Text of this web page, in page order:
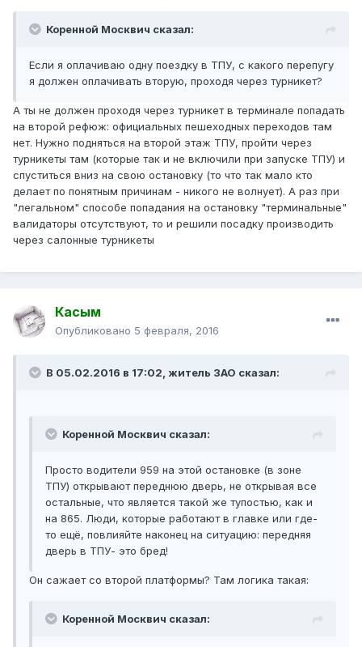
Коренной Москвич сказал:
Если я оплачиваю одну поездку в ТПУ, с какого перепугу
я должен оплачивать вторую, проходя через турникет?
А ты не должен проходя через турникет в терминале попадать
на второй рефюж: официальных пешеходных переходов там
нет. Нужно подняться на второй этаж ТПУ, пройти через
турникеты там (которые так и не включили при запуске ТПУ) и
спуститься вниз на свою остановку (то что так мало кто
делает по понятным причинам - никого не волнует). А раз при
"легальном" способе попадания на остановку "терминальные"
валидаторы отсутствуют, то и решили посадку производить
через салонные турникеты
Касым
Опубликовано 5 февраля, 2016
В 05.02.2016 в 17:02, житель ЗАО сказал:
Коренной Москвич сказал:
Просто водители 959 на этой остановке (в зоне
ТПУ) открывают переднюю дверь, не открывая все
остальные, что является такой же тупостью, как и
на 865. Люди, которые работают в главке или где-
то ещё, повлияйте наконец на ситуацию: передняя
дверь в ТПУ- это бред!
Он сажает со второй платформы? Там логика такая:
Коренной Москвич сказал: